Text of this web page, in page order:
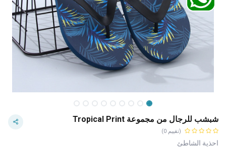
شبشب للرجال من مجموعة Tropical Print
(تقييم 0)
احذية الشاطئ